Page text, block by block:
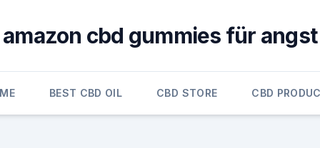
amazon cbd gummies für angst
BEST CBD OIL CBD STORE CBD